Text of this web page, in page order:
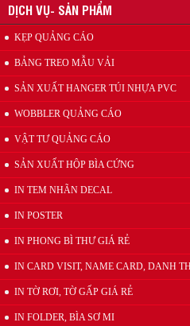
DỊCH VỤ- SẢN PHẨM
KẸP QUẢNG CÁO
BẢNG TREO MẪU VẢI
SẢN XUẤT HANGER TÚI NHỰA PVC
WOBBLER QUẢNG CÁO
VẬT TƯ QUẢNG CÁO
SẢN XUẤT HỘP BÌA CỨNG
IN TEM NHÃN DECAL
IN POSTER
IN PHONG BÌ THƯ GIÁ RẺ
IN CARD VISIT, NAME CARD, DANH
IN TỜ RƠI, TỜ GẤP GIÁ RẺ
IN FOLDER, BÌA SƠ MI
Hanger quảng cáo
Xưởng sản xuất hanger túi